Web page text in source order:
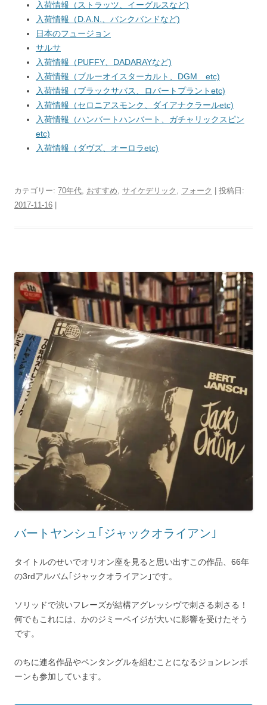
入荷情報（ストラッツ、イーグルスなど)
入荷情報（D.A.N.、バンクバンドなど)
日本のフュージョン
サルサ
入荷情報（PUFFY、DADARAYなど)
入荷情報（ブルーオイスターカルト、DGM etc)
入荷情報（ブラックサバス、ロバートプラントetc)
入荷情報（セロニアスモンク、ダイアナクラールetc)
入荷情報（ハンバートハンバート、ガチャリックスピン
etc)
入荷情報（ダヴズ、オーロラetc)
カテゴリー: 70年代, おすすめ, サイケデリック , フォーク
| 投稿日:
2017-11-16
バートヤンシュ｢ジャックオライアン｣
タイトルのせいでオリオン座を見ると思い出すこの作品、66年
の3rdアルバム｢ジャックオライアン｣です。
ソリッドで渋いフレーズが結構アグレッシヴで刺さる刺さる！
何でもこれには、かのジミーペイジが大いに影響を受けたそう
です。
のちに連名作品やペンタングルを組むことになるジョンレンボ
ーンも参加しています。